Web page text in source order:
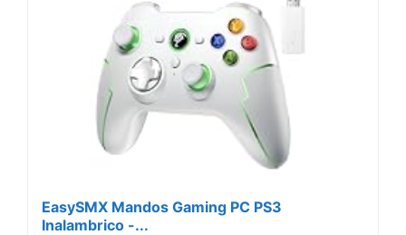
EasySMX Mandos Gaming PC PS3
Inalambrico -...